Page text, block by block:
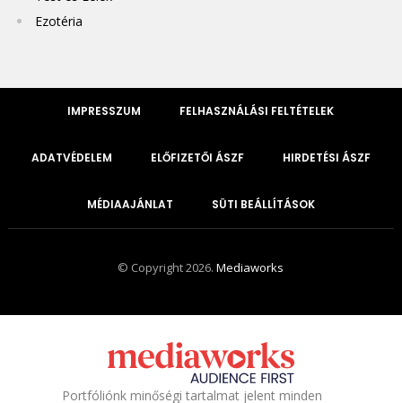
Ezotéria
IMPRESSZUM FELHASZNÁLÁSI FELTÉTELEK
ADATVÉDELEM ELŐFIZETŐI ÁSZF HIRDETÉSI ÁSZF
MÉDIAAJÁNLAT SÜTI BEÁLLÍTÁSOK
© Copyright 2026.Mediaworks
Portfóliónk minőségi tartalmat jelent minden